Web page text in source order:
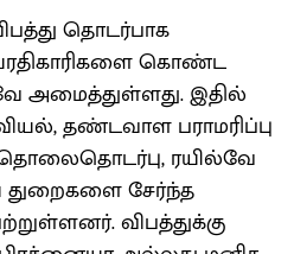
தொடர்பாக
கொண்ட
அமைத்துள்ளது. இதில்
தண்டவாள பராமரிப்பு
ரயில்வே
துறைகளை சேர்ந்த
விபத்துக்கு